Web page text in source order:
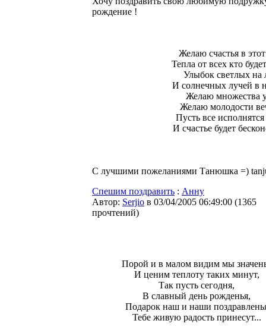
рождение !
Желаю счастья в
Тепла от всех кто
Улыбок светлых на
И солнечных лучей в
Желаю множества
Желаю молодости
Пусть все
И счастье будет
C лучшими пожеланиями Танюшка =)
Спешим поздравить : Анну
Автор: Serjio в 03/04/2005 06:49:00 (1365
прочтений)
Порой и в малом видим мы
И ценим теплоту таких минут,
Так пусть сегодня,
В славный день рожденья,
Подарок наш и наши
Тебе живую радость принесут...